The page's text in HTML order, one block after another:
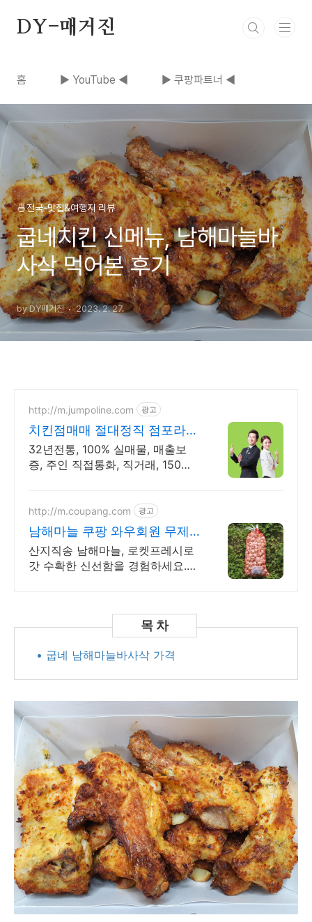
DY-매거진
홈 ▶ YouTube ◀ ▶ 쿠팡파트너 ◀
🍜전국-맛집&여행지 리뷰
굽네치킨 신메뉴, 남해마늘바
사삭 먹어본 후기
by DY매거진 2023. 2. 27.
http://m.jumpoline.com 광고
치킨점매매 절대정직 점포라인
빠른 직거래 & 안전중개거래
32년전통, 100% 실매물, 매출보
증, 주인 직접통화, 직거래, 150명
http://m.coupang.com 광고
남해마늘 쿠팡 와우회원 무제
한 무료배송
산지직송 남해마늘, 로켓프레시로
갓 수확한 신선함을 경험하세요.
• 굽네 남해마늘바사삭 가격